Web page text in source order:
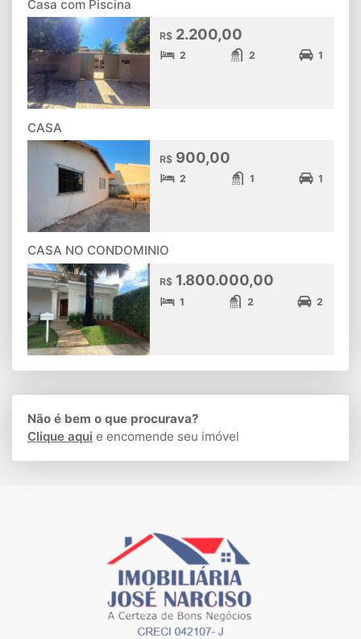
Casa com Piscina
R$ 2.200,00
2 2 1
CASA
R$ 900,00
2 1 1
CASA NO CONDOMINIO
R$ 1.800.000,00
1 2 2
Não é bem o que procurava?
Clique aqui e encomende seu imóvel